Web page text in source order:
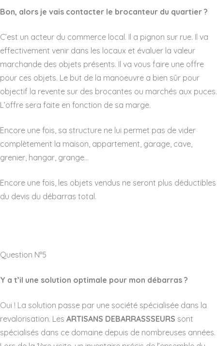
Bon, alors je vais contacter le brocanteur du quartier ?
C’est un acteur du commerce local. Il a pignon sur rue. Il va
effectivement venir dans les locaux et évaluer la valeur
marchande des objets présents. Il va vous faire une offre
pour ces objets. Le but de la manoeuvre a bien sûr pour
objectif la revente sur des brocantes ou marchés aux puces.
L’offre sera faite en fonction de sa marge.
Encore une fois, sa structure ne lui permet pas de vider
complètement la maison, appartement, garage, cave,
grenier, hangar, grange…
Encore une fois, les objets vendus ne seront plus déductibles
du devis du débarras total.
Question N°5
Y a t’il une solution optimale pour mon débarras ?
Oui ! La solution passe par une société spécialisée dans la
revalorisation. Les ARTISANS DEBARRASSSEURS sont
spécialisés dans ce domaine depuis de nombreuses années.